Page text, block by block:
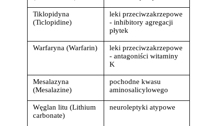
cookies poprzez kliknięcie przycisku
"Ustawienia" lub możesz zaakceptować
ustawienia wszystkich cookies klikając
Ustawienia
AKCEPTUJĘ WSZYSTKIE
Tiklopidyna
(Ticlopidine)
leki przeciwzakrzepowe
- inhibitory agregacji
płytek
Warfaryna (Warfarin)
leki przeciwzakrzepowe
- antagoniści witaminy
K
Mesalazyna
(Mesalazine)
pochodne kwasu
aminosalicylowego
Węglan litu (Lithium
carbonate)
neuroleptyki atypowe